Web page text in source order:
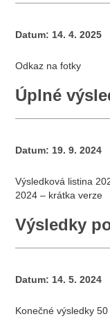
Datum: 14. 4. 2025
Odkaz na fotky
Úplné
Datum: 19. 9. 2024
Výsledková listina
2024 – krátka verze
Výsledky
Datum: 14. 5. 2024
Konečné výsledky